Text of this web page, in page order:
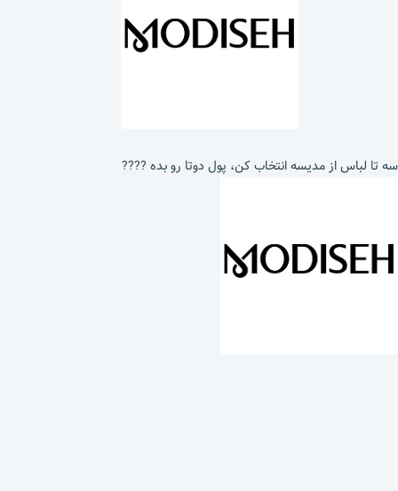
سه تا لباس از مدیسه انتخاب کن، پول دوتا رو بده ????